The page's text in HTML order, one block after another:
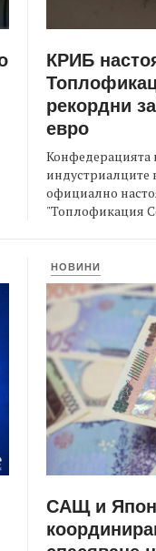
КРИБ
рекордни
евро
Конфедерацията
официално
"Топлофикация
НОВИНИ
САЩ и